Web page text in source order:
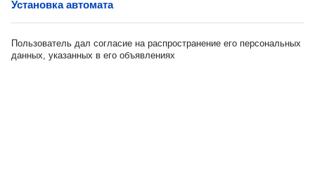
Установка автомата
Пользователь дал согласие на распространение его персональных
данных, указанных в его объявлениях